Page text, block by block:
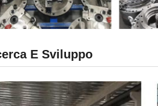
E Sviluppo